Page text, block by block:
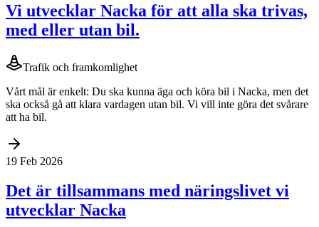
Vi utvecklar Nacka för att alla ska trivas,
med eller utan bil.
Trafik och framkomlighet
Vårt mål är enkelt: Du ska kunna äga och köra bil i Nacka, men det
ska också gå att klara vardagen utan bil. Vi vill inte göra det svårare
att ha bil.
19 Feb 2026
Det är tillsammans med näringslivet vi
utvecklar Nacka